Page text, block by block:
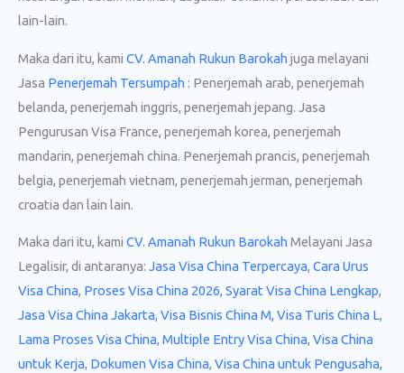
lain-lain.
Maka dari itu, kami CV. Amanah Rukun Barokah juga melayani
Jasa Penerjemah Tersumpah : Penerjemah arab, penerjemah
belanda, penerjemah inggris, penerjemah jepang. Jasa
Pengurusan Visa France, penerjemah korea, penerjemah
mandarin, penerjemah china. Penerjemah prancis, penerjemah
belgia, penerjemah vietnam, penerjemah jerman, penerjemah
croatia dan lain lain.
Maka dari itu, kami CV. Amanah Rukun Barokah Melayani Jasa
Legalisir, di antaranya: Jasa Visa China Terpercaya, Cara Urus
Visa China, Proses Visa China 2026, Syarat Visa China Lengkap,
Jasa Visa China Jakarta, Visa Bisnis China M, Visa Turis China L,
Lama Proses Visa China, Multiple Entry Visa China, Visa China
untuk Kerja, Dokumen Visa China, Visa China untuk Pengusaha,